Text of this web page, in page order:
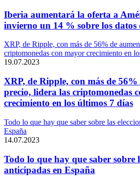
Iberia aumentará la oferta a
invierno un 14 % sobre los datos
XRP, de Ripple, con más de 56% de
criptomonedas con mayor crecimiento en
19.07.2023
XRP, de Ripple, con más de 56%
precio, lidera las criptomonedas
crecimiento en los últimos 7 días
Todo lo que hay que saber sobre las
España
14.07.2023
Todo lo que hay que saber sobre
anticipadas en España